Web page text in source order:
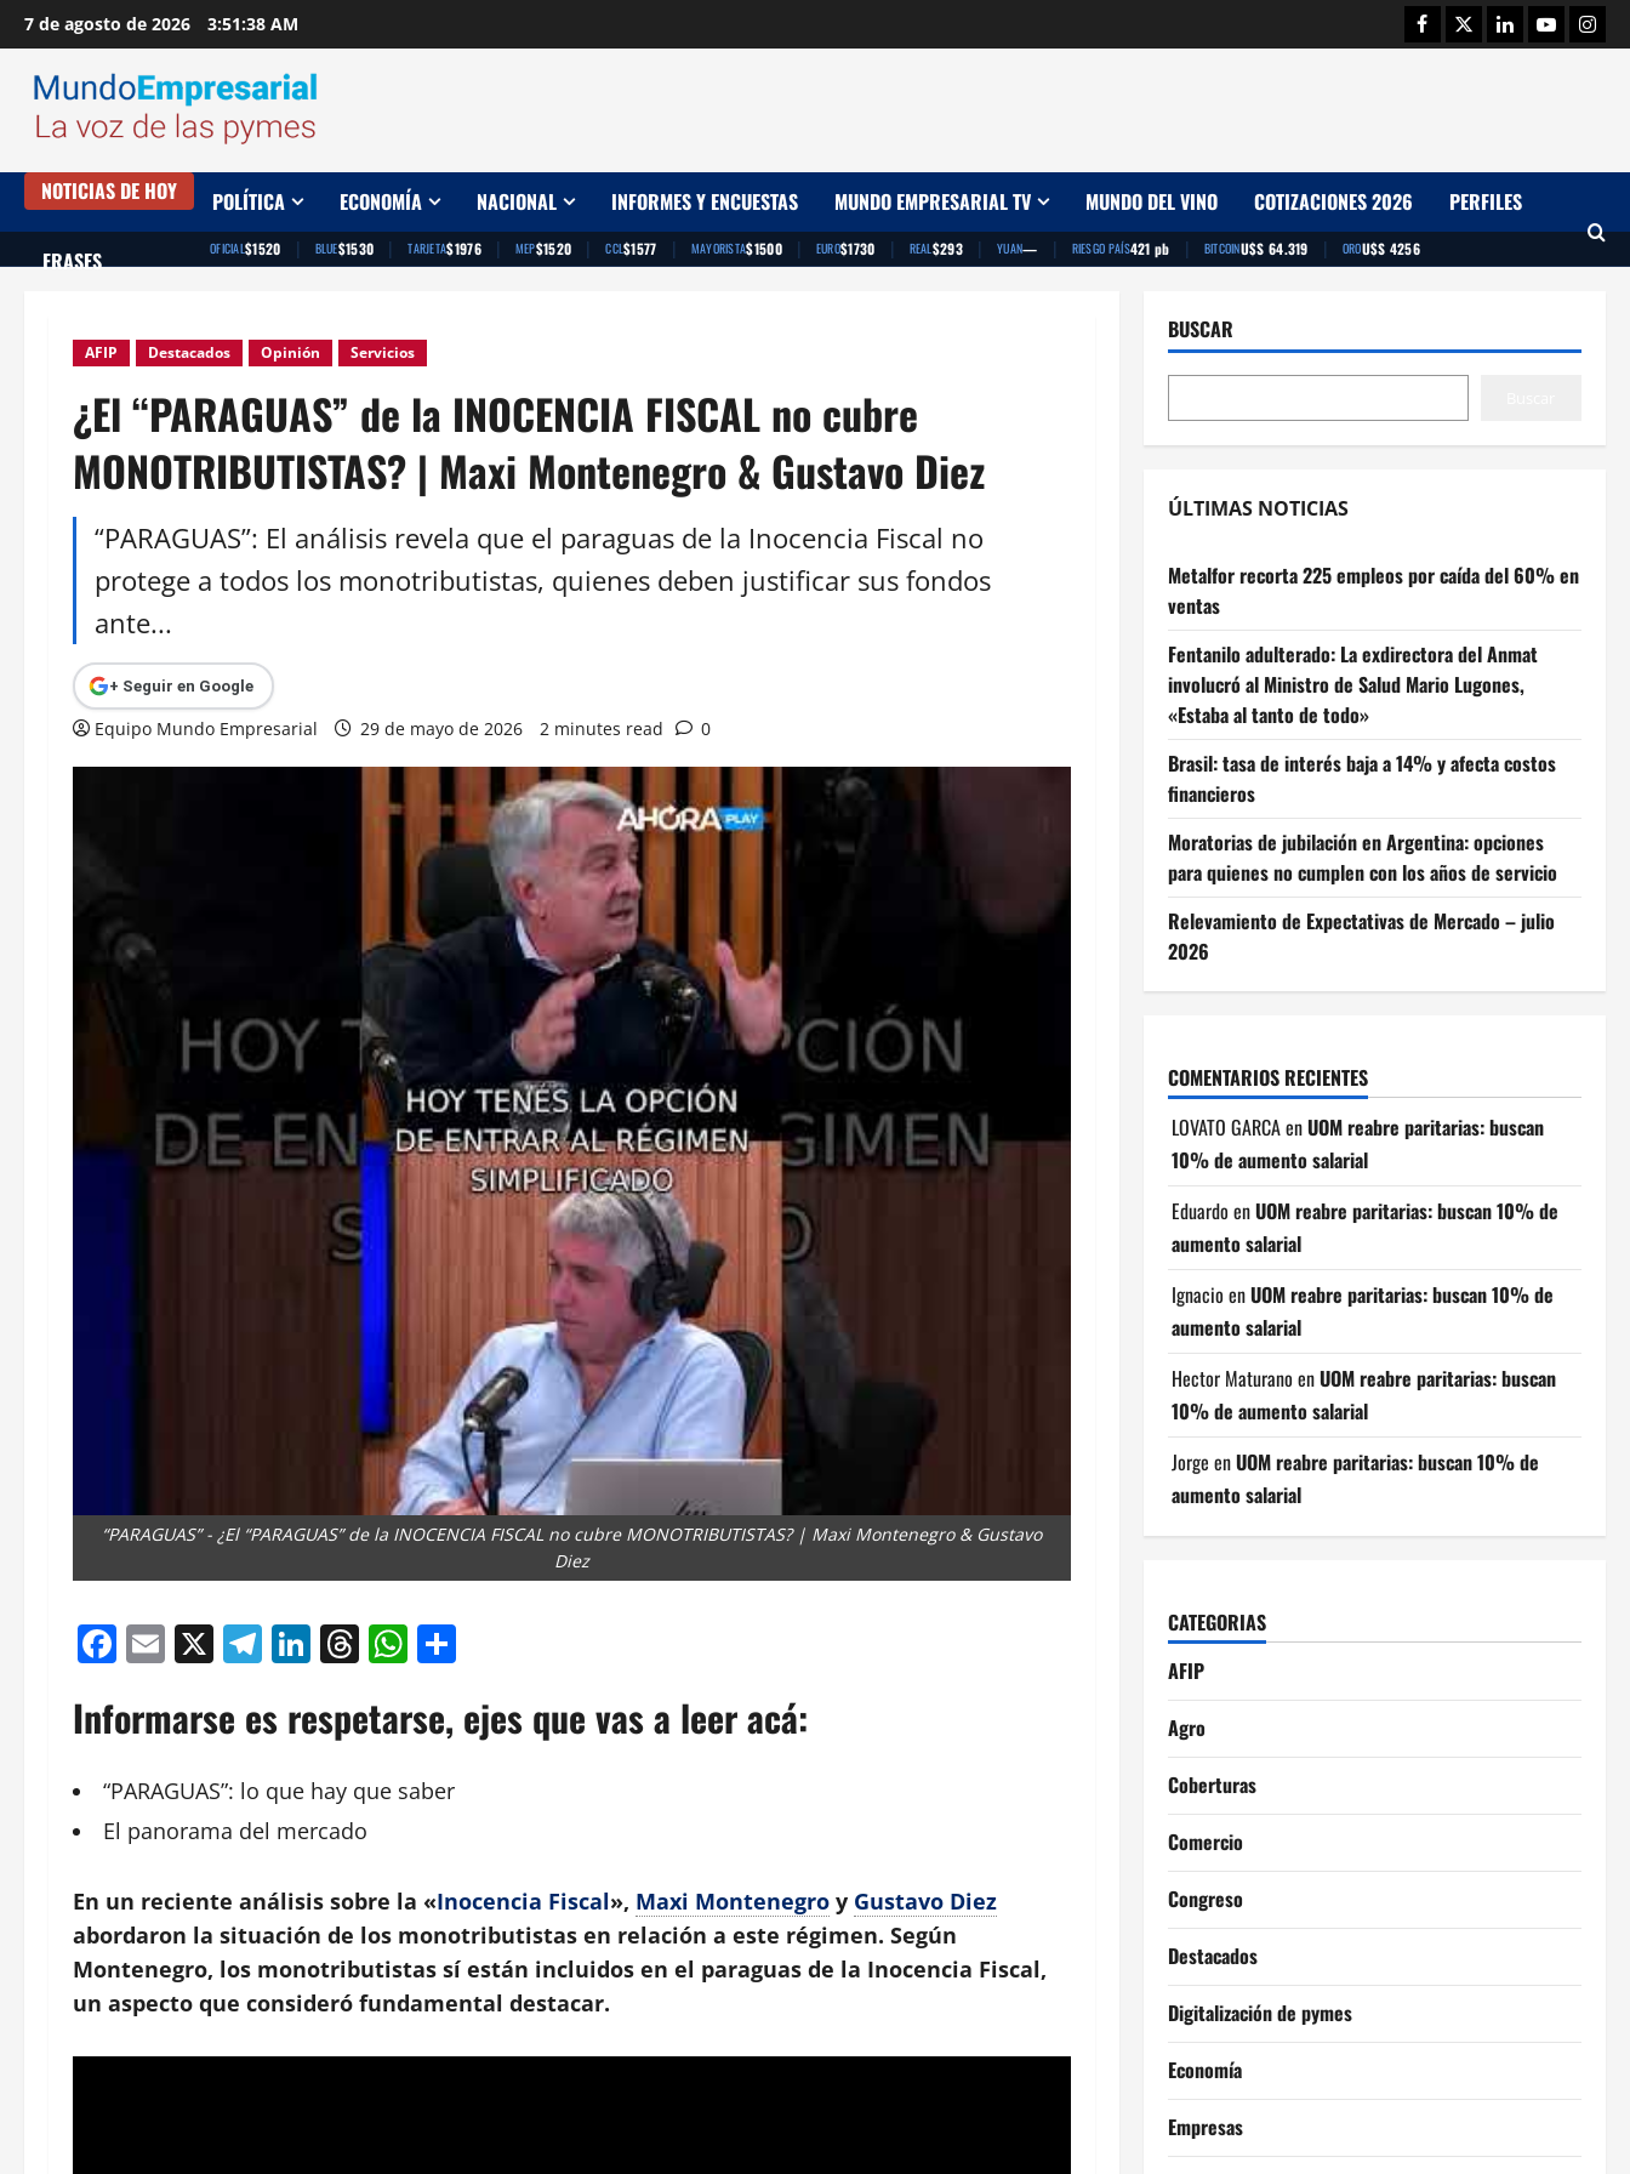
Saltar
al
contenido
7 de agosto de 2026 3:51:39 AM Facebook
TwitterLinkedinYoutube
NOTICIAS DE HOY POLÍTICA ECONOMÍA NACIONAL INFORMES Y ENCUESTAS MUNDO EMPRESARIAL TV MUNDO DEL VINO COTIZACIONES 2026 PERFILES
FRASES OFICIAL$1520 | BLUE$1530 | TARJETA$1976 | MEP$1520 | CCL$1577 | MAYORISTA$1500 | EURO$1730 | REAL$293 | YUAN— | RIESGO PAÍS421 pb | BITCOINU$S 64.319 | OROU$S 4256
AFIP Destacados Opinión Servicios
¿El “PARAGUAS” de la INOCENCIA FISCAL no cubre
MONOTRIBUTISTAS? | Maxi Montenegro & Gustavo Diez
“PARAGUAS”: El análisis revela que el paraguas de la Inocencia Fiscal no
protege a todos los monotributistas, quienes deben justificar sus fondos
ante...
+ Seguir en Google
Equipo Mundo Empresarial 29 de mayo de 2026 2 minutes read 0
“PARAGUAS” - ¿El “PARAGUAS” de la INOCENCIA FISCAL no cubre MONOTRIBUTISTAS? | Maxi Montenegro & Gustavo
Diez
Facebook
Email
X Telegram
LinkedIn
Threads
WhatsApp
Informarse es respetarse, ejes que vas a leer acá:
“PARAGUAS”: lo que hay que saber
El panorama del mercado
En un reciente análisis sobre la «Inocencia Fiscal», Maxi Montenegro y Gustavo Diez
abordaron la situación de los monotributistas en relación a este régimen. Según
Montenegro, los monotributistas sí están incluidos en el paraguas de la Inocencia Fiscal,
un aspecto que consideró fundamental destacar.
BUSCAR
ÚLTIMAS NOTICIAS
Metalfor recorta 225 empleos por caída del 60% en
ventas
Fentanilo adulterado: La exdirectora del Anmat
involucró al Ministro de Salud Mario Lugones,
«Estaba al tanto de todo»
Brasil: tasa de interés baja a 14% y afecta costos
financieros
Moratorias de jubilación en Argentina: opciones
para quienes no cumplen con los años de servicio
Relevamiento de Expectativas de Mercado – julio
2026
COMENTARIOS RECIENTES
LOVATO GARCAenUOM reabre paritarias: buscan
10% de aumento salarial
Eduardo enUOM reabre paritarias: buscan 10% de
aumento salarial
Ignacio enUOM reabre paritarias: buscan 10% de
aumento salarial
Hector Maturano enUOM reabre paritarias: buscan
10% de aumento salarial
Jorge enUOM reabre paritarias: buscan 10% de
aumento salarial
CATEGORIAS
AFIP
Agro
Coberturas
Comercio
Congreso
Destacados
Digitalización de pymes
Economía
Empresas